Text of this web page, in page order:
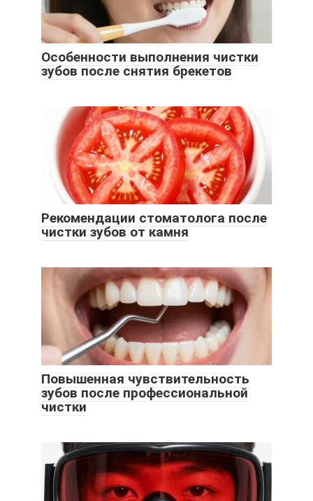
Особенности выполнения чистки
зубов после снятия брекетов
Рекомендации стоматолога после
чистки зубов от камня
Повышенная чувствительность
зубов после профессиональной
чистки